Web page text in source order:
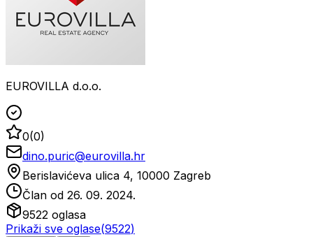
EUROVILLA d.o.o.
0(0)
dino.puric@eurovilla.hr
Berislavićeva ulica 4, 10000 Zagreb
Član od 26. 09. 2024.
9522 oglasa
Prikaži sve oglase(9522)